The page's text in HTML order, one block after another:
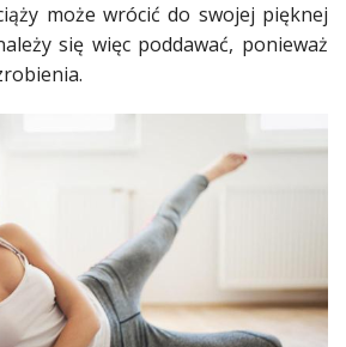
może wrócić do swojej pięknej
się więc poddawać, ponieważ